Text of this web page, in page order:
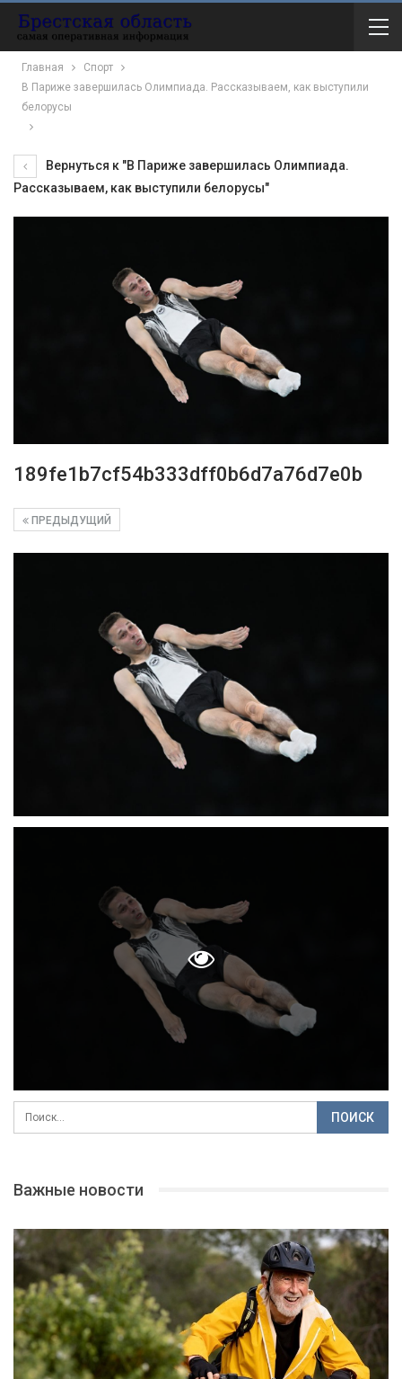
Главная
Спорт
В Париже завершилась Олимпиада. Рассказываем, как выступили
белорусы
Вернуться к "В Париже завершилась Олимпиада.
Рассказываем, как выступили белорусы"
189fe1b7cf54b333dff0b6d7a76d7e0b
ПРЕДЫДУЩИЙ
Важные новости